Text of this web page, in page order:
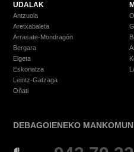
UDALAK
Antzuola
Aretxabaleta
Arrasate-Mondragón
Bergara
Elgeta
Eskoriatza
Leintz-Gatzaga
Oñati
DEBAGOIENEKO